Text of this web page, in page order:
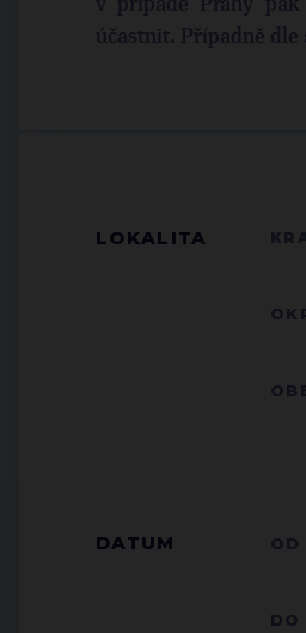
v případě Prahy
účastnit. Případně dle
LOKALITA
DATUM OD
DO